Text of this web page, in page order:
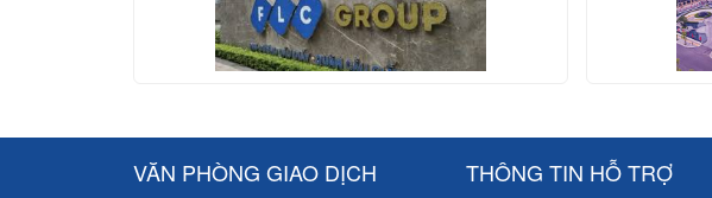
VĂN PHÒNG GIAO DỊCH THÔNG TIN HỖ TRỢ